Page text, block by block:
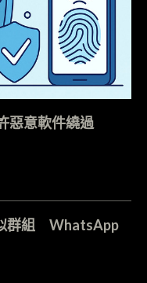
意軟件繞過
群組 WhatsApp